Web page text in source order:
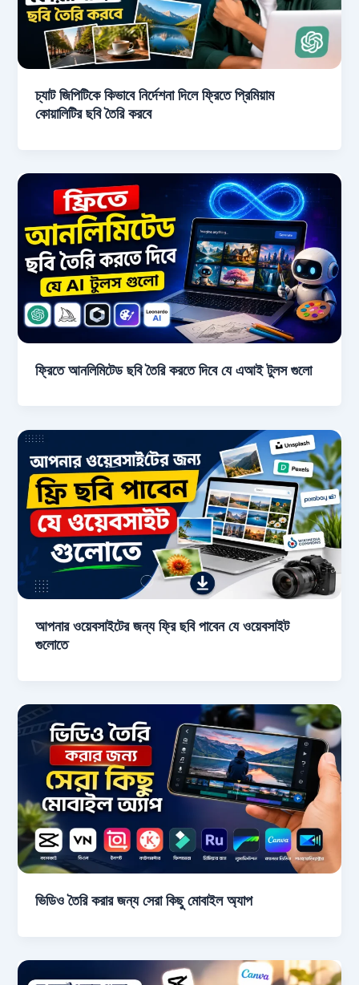
চ্যাট জিপিটিকে কিভাবে নির্দেশনা দিলে ফ্রিতে প্রিমিয়াম
কোয়ালিটির ছবি তৈরি করবে
ফ্রিতে আনলিমিটেড ছবি তৈরি করতে দিবে যে এআই টুলস গুলো
আপনার ওয়েবসাইটের জন্য ফ্রি ছবি পাবেন যে ওয়েবসাইট
গুলোতে
ভিডিও তৈরি করার জন্য সেরা কিছু মোবাইল অ্যাপ